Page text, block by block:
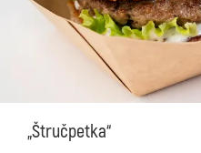
„Štručpetka“